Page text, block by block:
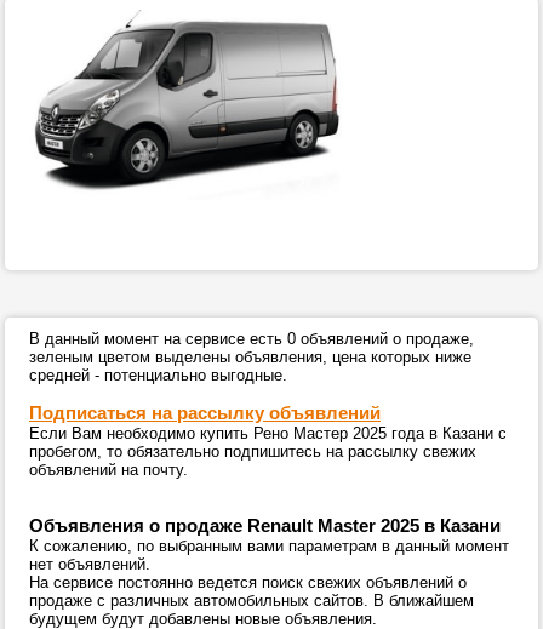
В данный момент на сервисе есть 0 объявлений о продаже,
зеленым цветом выделены объявления, цена которых ниже
средней - потенциально выгодные.
Подписаться на рассылку объявлений
Если Вам необходимо купить Рено Мастер 2025 года в Казани с
пробегом, то обязательно подпишитесь на рассылку свежих
объявлений на почту.
Объявления о продаже Renault Master 2025 в Казани
К сожалению, по выбранным вами параметрам в данный момент
нет объявлений.
На сервисе постоянно ведется поиск свежих объявлений о
продаже с различных автомобильных сайтов. В ближайшем
будущем будут добавлены новые объявления.